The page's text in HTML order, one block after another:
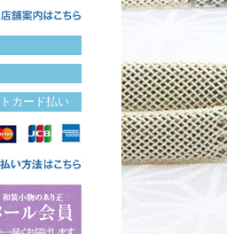
カード払い